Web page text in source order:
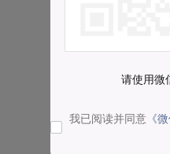
请使用微
我已阅读并同意 《